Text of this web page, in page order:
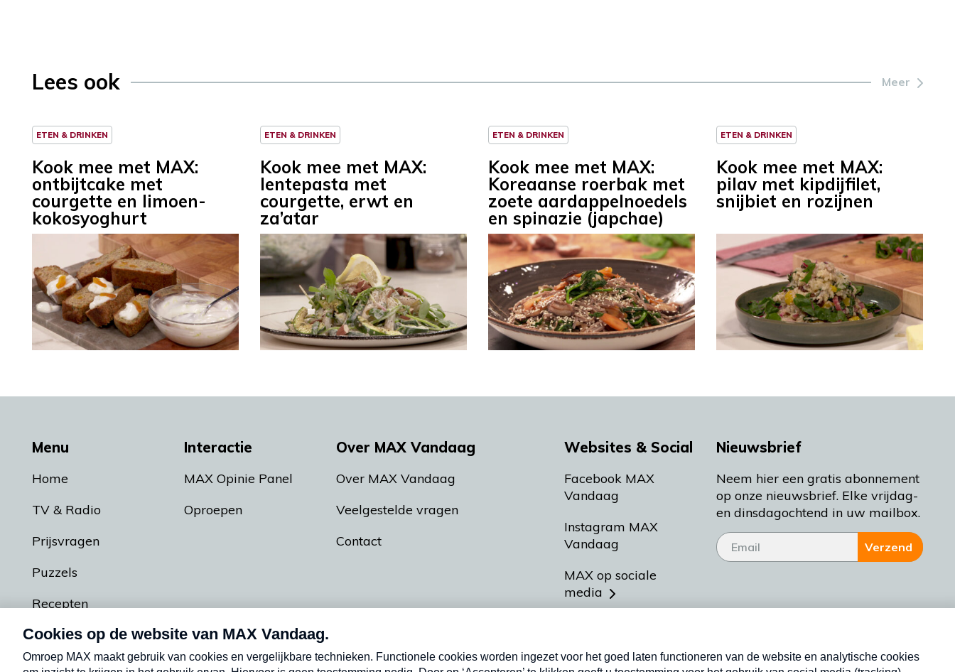
Lees ook Meer
ETEN & DRINKEN
Kook mee met MAX:
ontbijtcake met
courgette en limoen-
kokosyoghurt
ETEN & DRINKEN
Kook mee met MAX:
lentepasta met
courgette, erwt en
za’atar
ETEN & DRINKEN
Kook mee met MAX:
Koreaanse roerbak met
zoete aardappelnoedels
en spinazie (japchae)
ETEN & DRINKEN
Kook mee met MAX:
pilav met kipdijfilet,
snijbiet en rozijnen
Menu
Home
TV & Radio
Prijsvragen
Puzzels
Recepten
Podcasts
Interactie
MAX Opinie Panel
Oproepen
Over MAX Vandaag
Over MAX Vandaag
Veelgestelde vragen
Contact
Websites & Social
Facebook MAX
Vandaag
Instagram MAX
Vandaag
MAX op sociale
media
Meldpunt Actueel
Nieuwsbrief
Neem hier een gratis abonnement
op onze nieuwsbrief. Elke vrijdag-
en dinsdagochtend in uw mailbox.
Verzend
Nieuwsbrief